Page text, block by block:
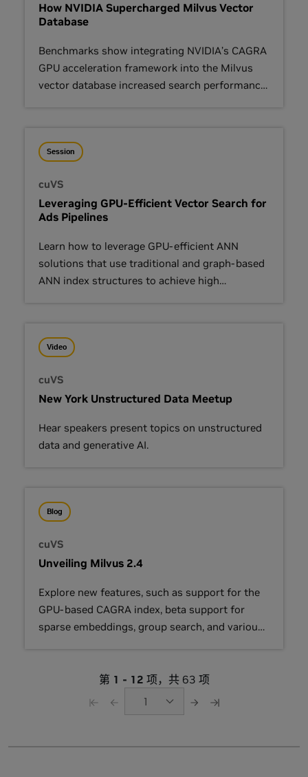
How NVIDIA Supercharged Milvus Vector
Database
Benchmarks show integrating NVIDIA’s CAGRA
GPU acceleration framework into the Milvus
vector database increased search performance
Session
cuVS
Leveraging GPU-Efficient Vector Search for
Ads Pipelines
Learn how to leverage GPU-efficient ANN
solutions that use traditional and graph-based
ANN index structures to achieve high
Video
cuVS
New York Unstructured Data Meetup
Hear speakers present topics on unstructured
data and generative AI.
Blog
cuVS
Unveiling Milvus 2.4
Explore new features, such as support for the
GPU-based CAGRA index, beta support for
sparse embeddings, group search, and various
第 1 - 12 项，共 63 项
1